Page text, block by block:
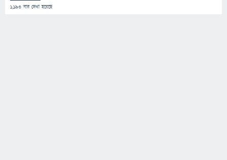
1,193 বার দেখা হয়েছে